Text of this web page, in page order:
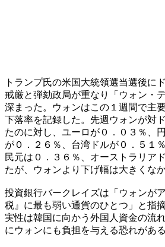
トランプ氏の米国大統領選当選後に
戒厳と弾劾政局が重なり「ウォン・
深まった。ウォンはこの１週間で主
下落率を記録した。先週ウォンが対
たのに対し、ユーロが０．０３％、
が０．２６％、台湾ドルが０．５１
民元は０．３６％、オーストラリア
たが、ウォンより下げ幅は大きくなか
投資銀行バークレイズは「ウォンが
税』に最も弱い通貨のひとつ」と指
実性は韓国に向かう外国人資金の流
にウォンにも負担を与える恐れがあ